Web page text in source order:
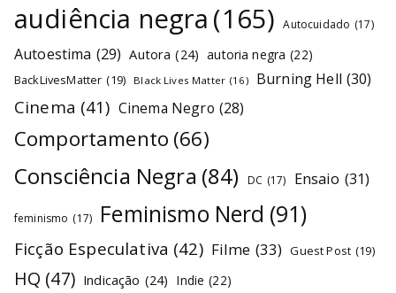
audiência negra (165) Autocuidado (17)
Autoestima (29) Autora (24) autoria negra (22)
BackLivesMatter (19) Black Lives Matter (16) Burning Hell (30)
Cinema (41) Cinema Negro (28)
Comportamento (66)
Consciência Negra (84) DC (17) Ensaio (31)
feminismo (17) Feminismo Nerd (91)
Ficção Especulativa (42) Filme (33) Guest Post (19)
HQ (47) Indicação (24) Indie (22)